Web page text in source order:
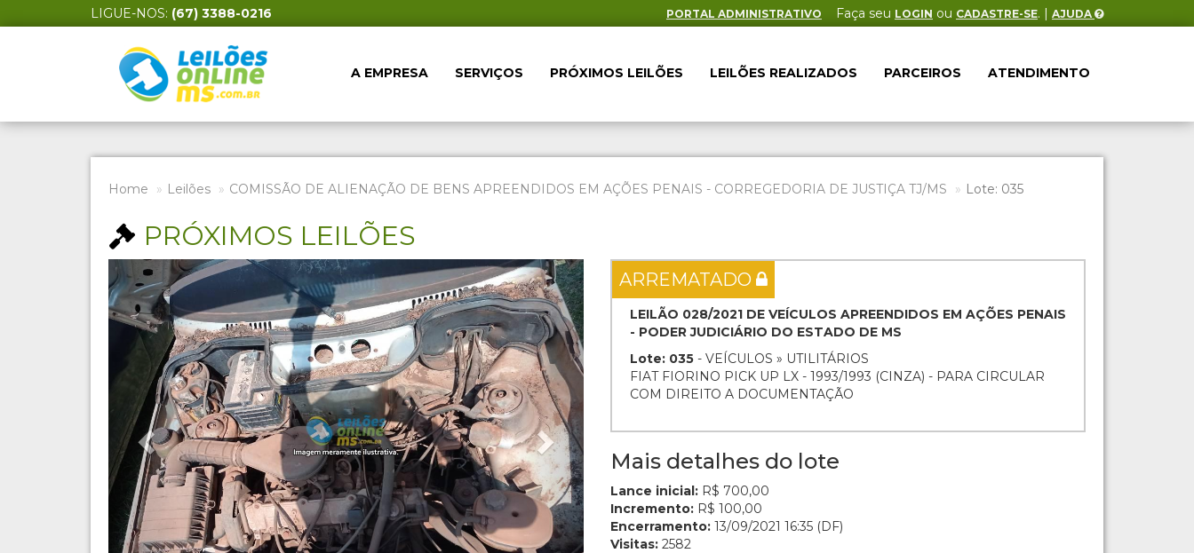
LIGUE-NOS: (67) 3388-0216 PORTAL ADMINISTRATIVO Faça seu LOGIN ou CADASTRE-SE. | AJUDA
A EMPRESA SERVIÇOS PRÓXIMOS LEILÕES LEILÕES REALIZADOS PARCEIROS ATENDIMENTO
Home Leilões COMISSÃO DE ALIENAÇÃO DE BENS APREENDIDOS EM AÇÕES PENAIS - CORREGEDORIA DE JUSTIÇA TJ/MS Lote: 035
PRÓXIMOS LEILÕES
Previous Next ARREMATADO
LEILÃO 028/2021 DE VEÍCULOS APREENDIDOS EM AÇÕES PENAIS
- PODER JUDICIÁRIO DO ESTADO DE MS
Lote: 035 - VEÍCULOS » UTILITÁRIOS
FIAT FIORINO PICK UP LX - 1993/1993 (CINZA) - PARA CIRCULAR
COM DIREITO A DOCUMENTAÇÃO
Mais detalhes do lote
Lance inicial: R$ 700,00
Incremento: R$ 100,00
Encerramento: 13/09/2021 16:35 (DF)
Visitas: 2582